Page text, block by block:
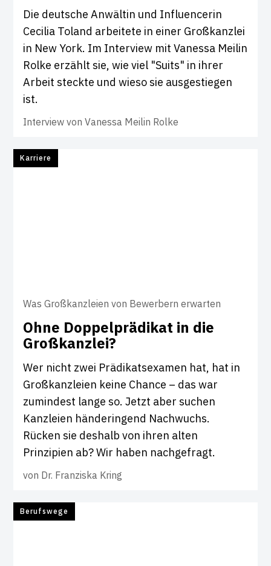
Die deutsche Anwältin und Influencerin
Cecilia Toland arbeitete in einer Großkanzlei
in New York. Im Interview mit Vanessa Meilin
Rolke erzählt sie, wie viel "Suits" in ihrer
Arbeit steckte und wieso sie ausgestiegen
ist.
Interview von Vanessa Meilin Rolke
Karriere
Was Großkanzleien von Bewerbern erwarten
Ohne Dop­pel­prä­d­ikat in die
Groß­kanzlei?
Wer nicht zwei Prädikatsexamen hat, hat in
Großkanzleien keine Chance – das war
zumindest lange so. Jetzt aber suchen
Kanzleien händeringend Nachwuchs.
Rücken sie deshalb von ihren alten
Prinzipien ab? Wir haben nachgefragt.
von Dr. Franziska Kring
Berufswege